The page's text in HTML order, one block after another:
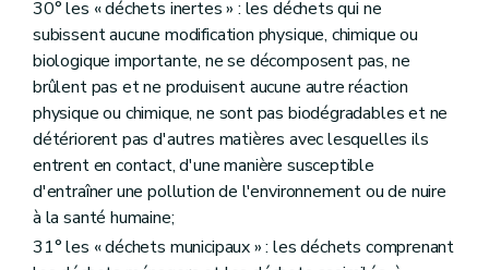
Art. 254
Art. 255
Art. 256
Art. 257
Art. 258
Art. 259
Art. 260
Art. 261
Art. 262
Sous-section 5 Décret du 6 novembre 2008 portant rationalisation de la fonction consultative
Art. 263
Sous-section 6 Décret du 23 juin 2016 modifiant le Code de l'Environnement, le Code de l'Eau et divers décrets en matière de déchets et de permis d'environnement
30° les « déchets inertes » : les déchets qui ne
subissent aucune modification physique, chimique ou
biologique importante, ne se décomposent pas, ne
brûlent pas et ne produisent aucune autre réaction
physique ou chimique, ne sont pas biodégradables et ne
détériorent pas d'autres matières avec lesquelles ils
entrent en contact, d'une manière susceptible
d'entraîner une pollution de l'environnement ou de nuire
à la santé humaine;
31° les « déchets municipaux » : les déchets comprenant